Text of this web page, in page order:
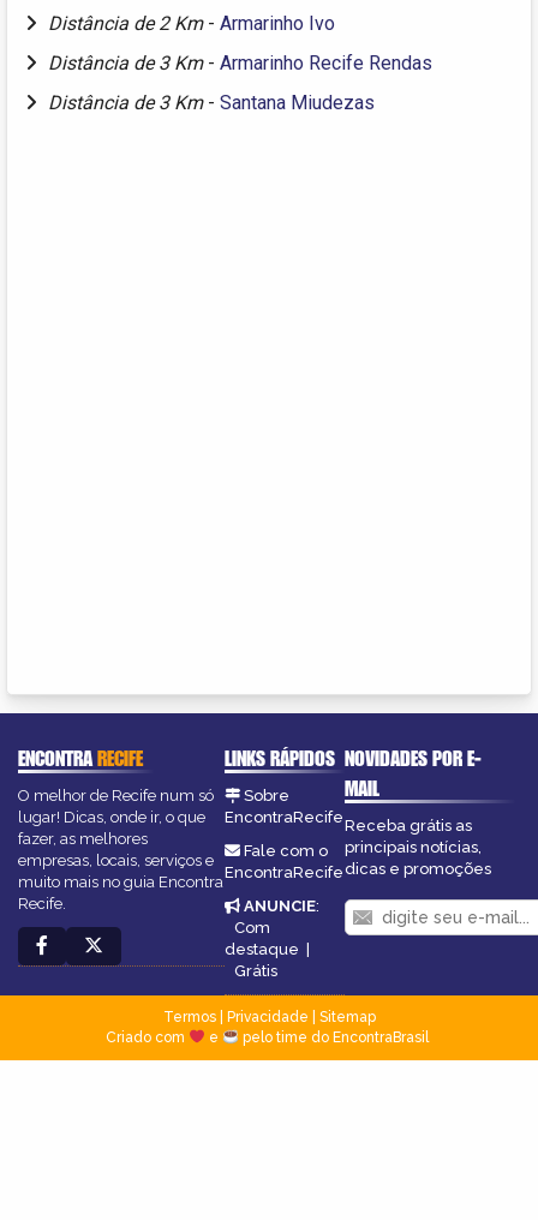
Distância de 2 Km - Armarinho Ivo
Distância de 3 Km - Armarinho Recife Rendas
Distância de 3 Km - Santana Miudezas
ENCONTRARECIFE
O melhor de Recife num só
lugar! Dicas, onde ir, o que
fazer, as melhores
empresas, locais, serviços e
muito mais no guia Encontra
Recife.
LINKS RÁPIDOS
Sobre
EncontraRecife
Fale com o
EncontraRecife
ANUNCIE:
Com
destaque |
Grátis
NOVIDADES POR E-
MAIL
Receba grátis as
principais notícias,
dicas e promoções
Termos| Privacidade
Sitemap
Criado com
e pelo time do EncontraBrasil